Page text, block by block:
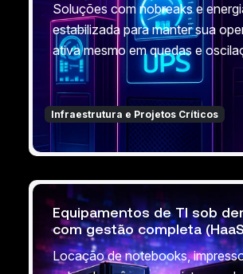
Soluções com nobreaks e
estabilizada para manter sua
ativa mesmo em quedas e
Infraestrutura e Projetos Críticos
Equipamentos de TI sob
com gestão completa
Locação de notebooks,